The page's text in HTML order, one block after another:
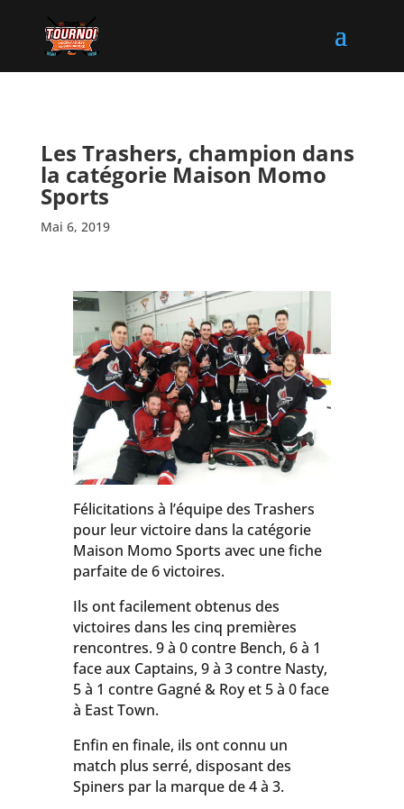
Les Trashers, champion dans
la catégorie Maison Momo
Sports
Mai 6, 2019
Félicitations à l’équipe des Trashers
pour leur victoire dans la catégorie
Maison Momo Sports avec une fiche
parfaite de 6 victoires.
Ils ont facilement obtenus des
victoires dans les cinq premières
rencontres. 9 à 0 contre Bench, 6 à 1
face aux Captains, 9 à 3 contre Nasty,
5 à 1 contre Gagné & Roy et 5 à 0 face
à East Town.
Enfin en finale, ils ont connu un
match plus serré, disposant des
Spiners par la marque de 4 à 3.